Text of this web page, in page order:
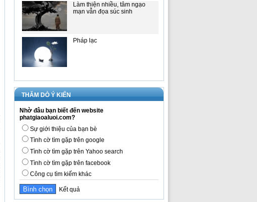
Làm thiện nhiều, tâm ngạo
mạn vẫn đọa súc sinh
Pháp lạc
THĂM DÒ Ý KIẾN
Nhờ đâu bạn biết đến website
phatgiaoaluoi.com?
Sự giới thiệu của bạn bè
Tình cờ tìm gặp trên google
Tình cờ tìm gặp trên Yahoo search
Tình cờ tìm gặp trên facebook
Công cụ tìm kiếm khác
Kết quả